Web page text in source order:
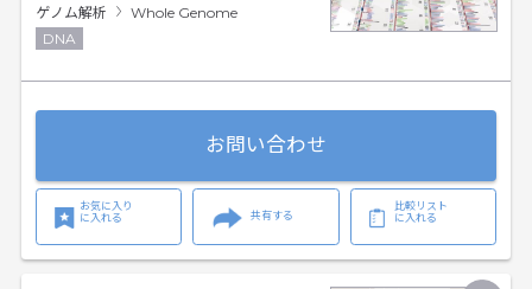
ゲノム解析
Whole Genome
DNA
お問い合わせ
お気に入り
に入れる
共有する
比較リスト
に入れる